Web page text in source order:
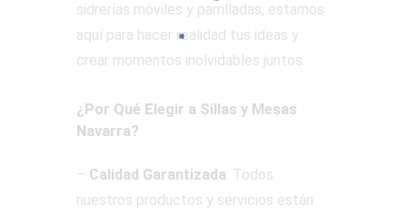
sidrerías móviles y parrilladas, estamos
aquí para hacer realidad tus ideas y
crear momentos inolvidables juntos.
¿Por Qué Elegir a Sillas y Mesas
Navarra?
– Calidad Garantizada: Todos
nuestros productos y servicios están